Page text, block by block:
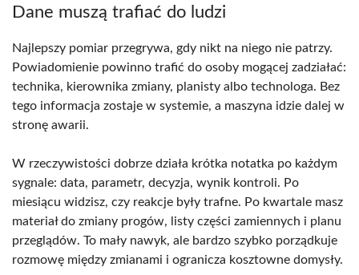
Dane muszą trafiać do ludzi
Najlepszy pomiar przegrywa, gdy nikt na niego nie patrzy.
Powiadomienie powinno trafić do osoby mogącej zadziałać:
technika, kierownika zmiany, planisty albo technologa. Bez
tego informacja zostaje w systemie, a maszyna idzie dalej w
stronę awarii.
W rzeczywistości dobrze działa krótka notatka po każdym
sygnale: data, parametr, decyzja, wynik kontroli. Po
miesiącu widzisz, czy reakcje były trafne. Po kwartale masz
materiał do zmiany progów, listy części zamiennych i planu
przeglądów. To mały nawyk, ale bardzo szybko porządkuje
rozmowę między zmianami i ogranicza kosztowne domysły.